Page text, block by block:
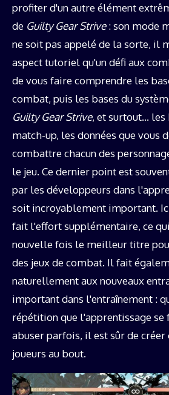
profiter d'un autre élément
de Guilty Gear Strive: son mode
ne soit pas appelé de la sorte, il
aspect tutoriel qu'un défi aux
de vous faire comprendre les
combat, puis les bases du
Guilty Gear Strive, et surtout… les
match-up, les données que vous
combattre chacun des
le jeu. Ce dernier point est
par les développeurs dans
soit incroyablement important.
fait l'effort supplémentaire, ce
nouvelle fois le meilleur titre
des jeux de combat. Il fait
naturellement aux nouveaux
important dans l'entraînement :
répétition que l'apprentissage se
abuser parfois, il est sûr de
joueurs au bout.